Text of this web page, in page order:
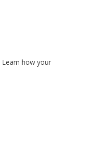
Learn how your